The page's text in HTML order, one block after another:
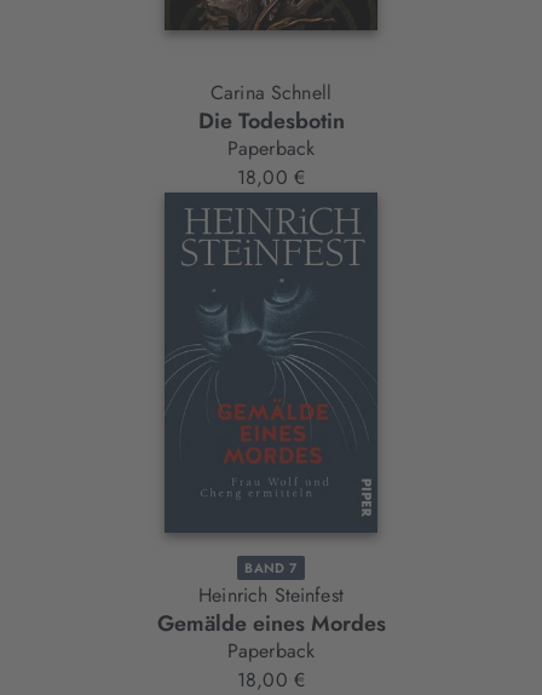
Carina Schnell
Die Todesbotin
Paperback
18,00 €
BAND 7
Heinrich Steinfest
Gemälde eines Mordes
Paperback
18,00 €